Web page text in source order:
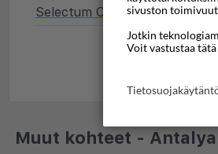
Selectum Colours Side
Etsi
Muut kohteet -
sivuston
Jotkin
Voit vastustaa